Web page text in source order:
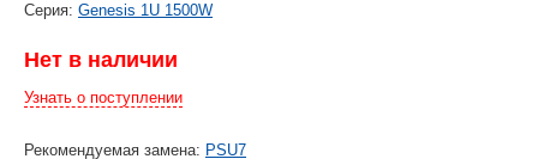
Cерия: Genesis 1U 1500W
Нет в наличии
Узнать о поступлении
Рекомендуемая замена: PSU7